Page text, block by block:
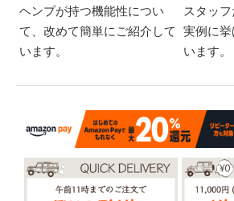
ヘンプが持つ機能性につい
て、改めて簡単にご紹介して
います。
スタッ
実例に
います。